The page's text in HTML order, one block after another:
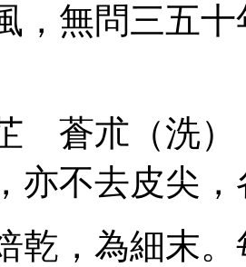
，無問三五
蒼朮（洗
亦不去皮尖
乾，為細末